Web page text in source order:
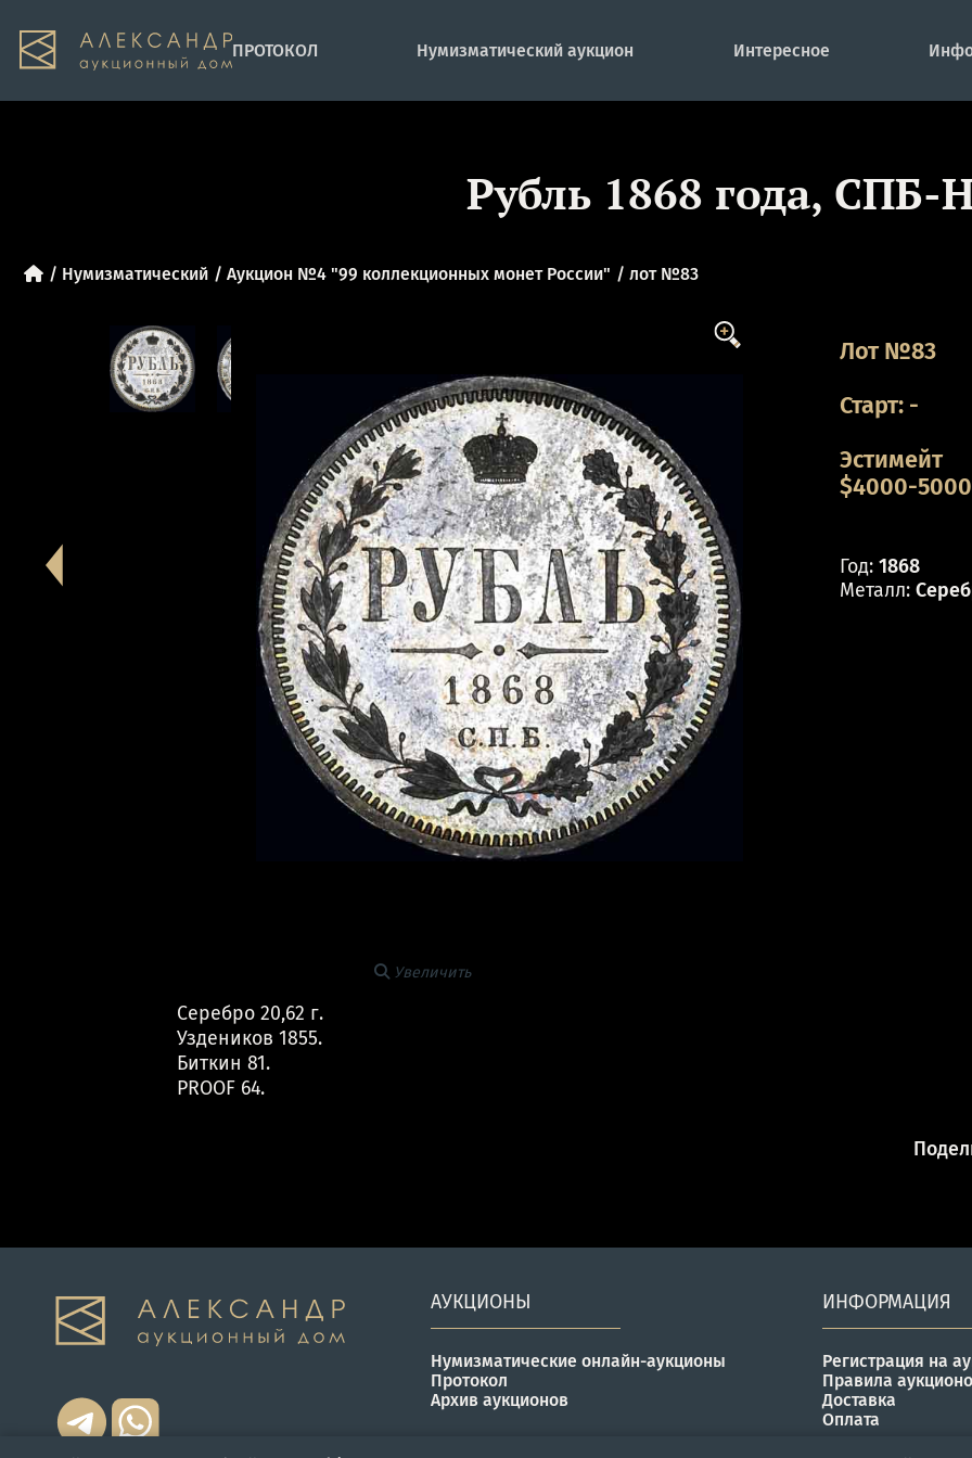
ПРОТОКОЛ Нумизматический аукцион Интересное
Рубль 1868 года, СПБ-
Нумизматический Аукцион №4 "99 коллекционных монет России" лот №83
Увеличить
Лот №83
Старт: -
Эстимейт
$4000-
Год: 1868
Металл:
Серебро 20,62 г.
Уздеников 1855.
Биткин 81.
PROOF 64.
АУКЦИОНЫ
Нумизматические онлайн-аукционы
Протокол
Архив аукционов
ИНФОРМАЦИЯ
Регистрация на
Правила
Доставка
Оплата